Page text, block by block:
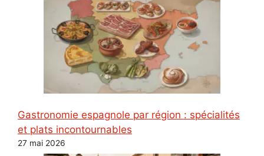
Gastronomie espagnole par région : spécialités
et plats incontournables
27 mai 2026